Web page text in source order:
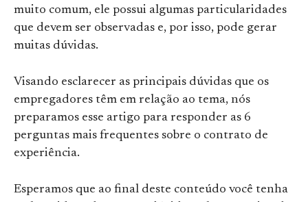
muito comum, ele possui algumas particularidades
que devem ser observadas e, por isso, pode gerar
muitas dúvidas.
Visando esclarecer as principais dúvidas que os
empregadores têm em relação ao tema, nós
preparamos esse artigo para responder as 6
perguntas mais frequentes sobre o contrato de
experiência.
Esperamos que ao final deste conteúdo você tenha